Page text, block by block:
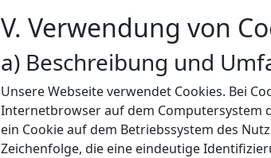
V. Verwendung von
a) Beschreibung und
Unsere Webseite verwendet Cookies. Bei
Internetbrowser auf dem Computersystem
ein Cookie auf dem Betriebssystem des
Zeichenfolge, die eine eindeutige